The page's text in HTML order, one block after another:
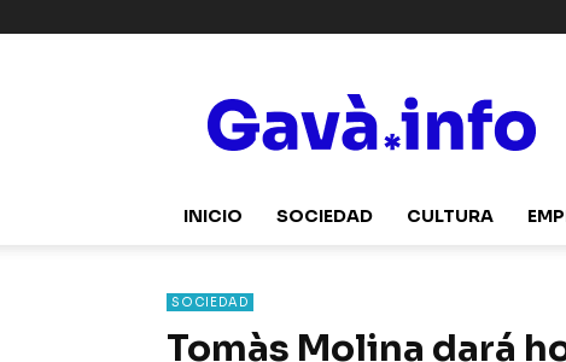
INICIO SOCIEDAD CULTURA
SOCIEDAD
Tomàs Molina dará